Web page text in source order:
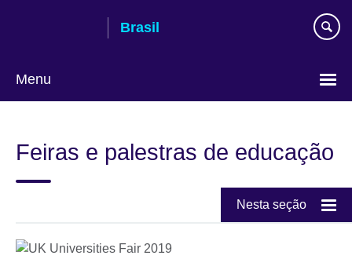
Brasil
Menu
language
Feiras e palestras de educação
Nesta seção